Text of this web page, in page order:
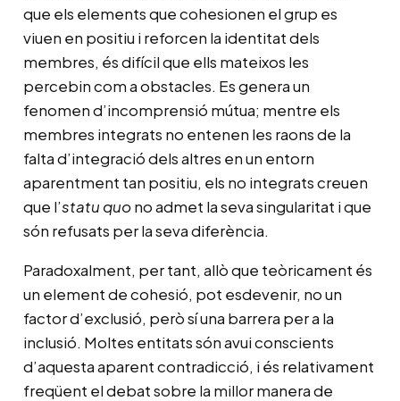
que els elements que cohesionen el grup es
viuen en positiu i reforcen la identitat dels
membres, és difícil que ells mateixos les
percebin com a obstacles. Es genera un
fenomen d’incomprensió mútua; mentre els
membres integrats no entenen les raons de la
falta d’integració dels altres en un entorn
aparentment tan positiu, els no integrats creuen
que l’statu quono admet la seva singularitat i que
són refusats per la seva diferència.
Paradoxalment, per tant, allò que teòricament és
un element de cohesió, pot esdevenir, no un
factor d’exclusió, però sí una barrera per a la
inclusió. Moltes entitats són avui conscients
d’aquesta aparent contradicció, i és relativament
freqüent el debat sobre la millor manera de